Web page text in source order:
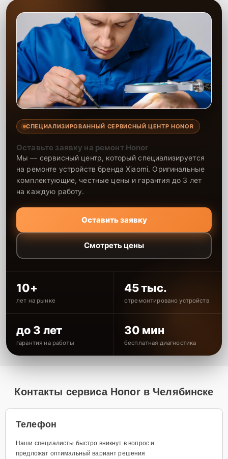
СПЕЦИАЛИЗИРОВАННЫЙ СЕРВИСНЫЙ ЦЕНТР HONOR
Оставьте заявку на ремонт Honor
Мы — сервисный центр, который специализируется
на ремонте устройств бренда Xiaomi. Оригинальные
комплектующие, честные цены и гарантия до 3 лет
на каждую работу.
Оставить заявку
Смотреть цены
10+
лет на рынке
45 тыс.
отремонтировано устройств
до 3 лет
гарантия на работы
30 мин
бесплатная диагностика
Контакты сервиса Honor в Челябинске
Телефон
Наши специалисты быстро вникнут в вопрос и
предложат оптимальный вариант решения